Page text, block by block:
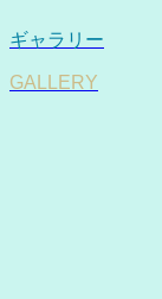
ギャラリー
GALLERY